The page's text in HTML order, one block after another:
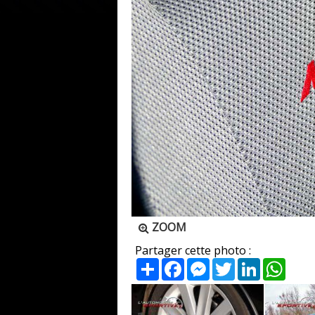
ZOOM
Partager cette photo :
PartagerFacebookMessenger
TwitterLinkedIn